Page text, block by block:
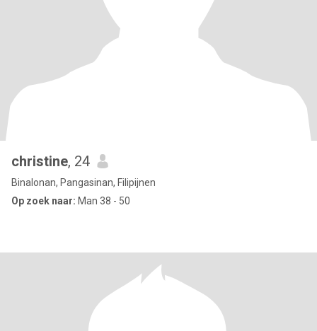
christine, 24
Binalonan, Pangasinan, Filipijnen
Op zoek naar: Man 38 - 50